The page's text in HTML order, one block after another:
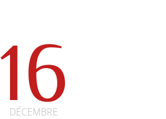
16
DÉCEMBRE